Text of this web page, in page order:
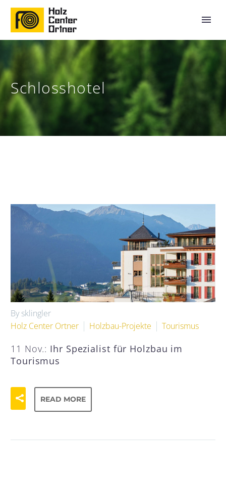
Schlosshotel
By sklingler
Holz Center Ortner
Holzbau-Projekte Tourismus
11 Nov.: Ihr Spezialist für Holzbau im
Tourismus
READ MORE